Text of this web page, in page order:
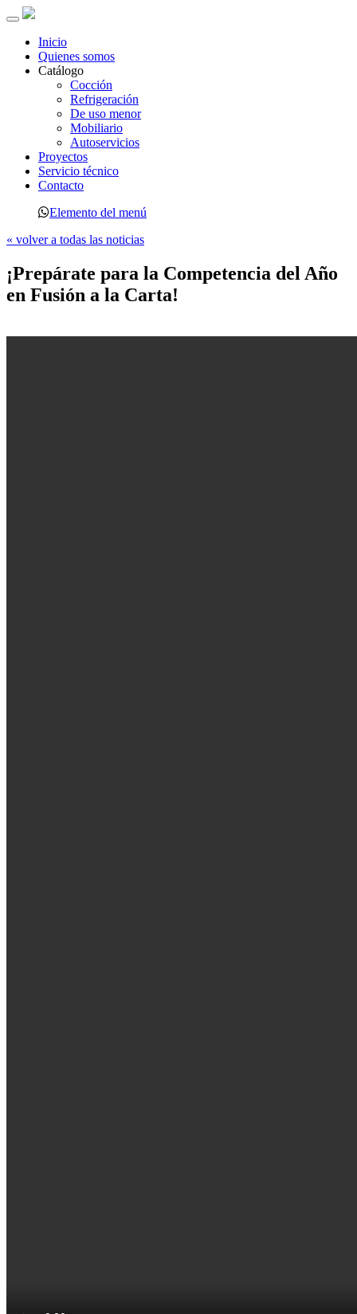
Toggle
navigation
Inicio
Quienes somos
Catálogo
Cocción
Refrigeración
De uso menor
Mobiliario
Autoservicios
Proyectos
Servicio técnico
Contacto
Elemento del menú
« volver a todas las noticias
¡Prepárate para la Competencia del Año
en Fusión a la Carta!